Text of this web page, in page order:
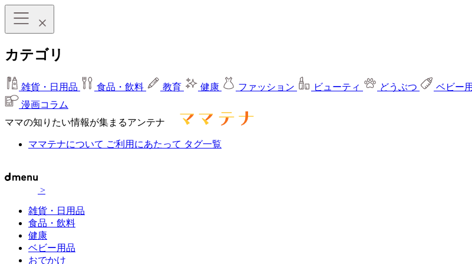
カテゴリ
雑貨・日用品 食品・飲料 教育 健康 ファッション ビューティ どうぶつ ベビー
漫画コラム
ママの知りたい情報が集まるアンテナ
ママテナについて ご利用にあたって タグ一覧
>
雑貨・日用品
食品・飲料
健康
ベビー用品
おでかけ